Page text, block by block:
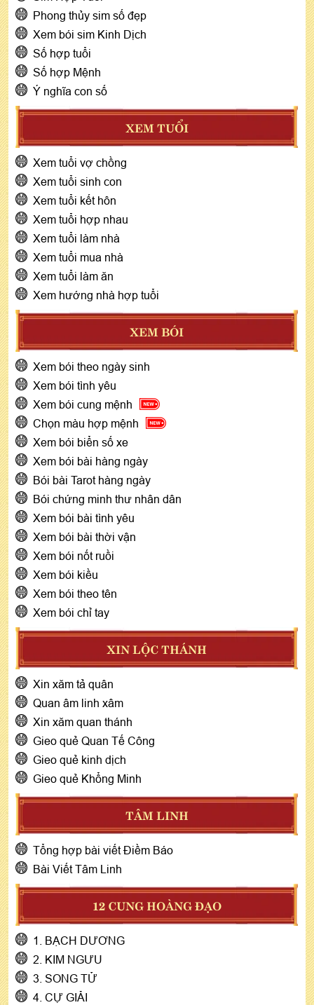
Phong thủy sim số đẹp
Xem bói sim Kinh Dịch
Số hợp tuổi
Số hợp Mệnh
Ý nghĩa con số
XEM TUỔI
Xem tuổi vợ chồng
Xem tuổi sinh con
Xem tuổi kết hôn
Xem tuổi hợp nhau
Xem tuổi làm nhà
Xem tuổi mua nhà
Xem tuổi làm ăn
Xem hướng nhà hợp tuổi
XEM BÓI
Xem bói theo ngày sinh
Xem bói tình yêu
Xem bói cung mệnh
Chọn màu hợp mệnh
Xem bói biển số xe
Xem bói bài hàng ngày
Bói bài Tarot hàng ngày
Bói chứng minh thư nhân dân
Xem bói bài tình yêu
Xem bói bài thời vận
Xem bói nốt ruồi
Xem bói kiều
Xem bói theo tên
Xem bói chỉ tay
XIN LỘC THÁNH
Xin xăm tả quân
Quan âm linh xâm
Xin xăm quan thánh
Gieo quẻ Quan Tế Công
Gieo quẻ kinh dịch
Gieo quẻ Khổng Minh
TÂM LINH
Tổng hợp bài viết Điềm Báo
Bài Viết Tâm Linh
12 CUNG HOÀNG ĐẠO
1. BẠCH DƯƠNG
2. KIM NGƯU
3. SONG TỬ
4. CỰ GIẢI